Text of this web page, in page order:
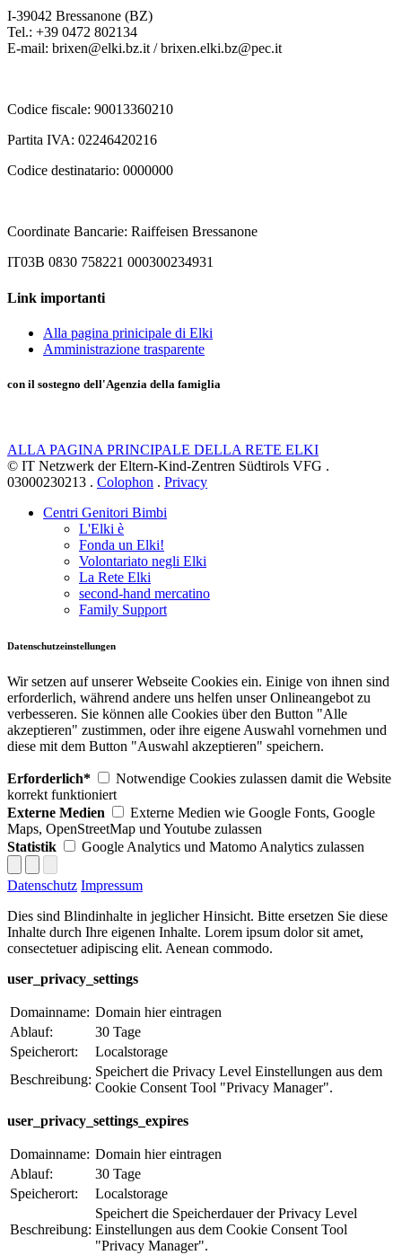
I-39042 Bressanone (BZ)
Tel.: +39 0472 802134
E-mail: brixen@elki.bz.it / brixen.elki.bz@pec.it
Codice fiscale: 90013360210
Partita IVA: 02246420216
Codice destinatario: 0000000
Coordinate Bancarie: Raiffeisen Bressanone
IT03B 0830 758221 000300234931
Link importanti
Alla pagina prinicipale di Elki
Amministrazione trasparente
con il sostegno dell'Agenzia della famiglia
ALLA PAGINA PRINCIPALE DELLA RETE ELKI
© IT Netzwerk der Eltern-Kind-Zentren Südtirols VFG .
03000230213 . Colophon . Privacy
Centri Genitori Bimbi
L'Elki è
Fonda un Elki!
Volontariato negli Elki
La Rete Elki
second-hand mercatino
Family Support
Datenschutzeinstellungen
Wir setzen auf unserer Webseite Cookies ein. Einige von ihnen sind
erforderlich, während andere uns helfen unser Onlineangebot zu
verbesseren. Sie können alle Cookies über den Button "Alle
akzeptieren" zustimmen, oder ihre eigene Auswahl vornehmen und
diese mit dem Button "Auswahl akzeptieren" speichern.
Erforderlich*
Notwendige Cookies zulassen damit die Website
korrekt funktioniert
Externe Medien
Externe Medien wie Google Fonts, Google
Maps, OpenStreetMap und Youtube zulassen
Statistik
Google Analytics und Matomo Analytics zulassen
Datenschutz Impressum
Dies sind Blindinhalte in jeglicher Hinsicht. Bitte ersetzen Sie diese
Inhalte durch Ihre eigenen Inhalte. Lorem ipsum dolor sit amet,
consectetuer adipiscing elit. Aenean commodo.
user_privacy_settings
Domainname: Domain hier eintragen
Ablauf:
30 Tage
Speicherort:
Localstorage
Beschreibung:
Speichert die Privacy Level Einstellungen aus dem
Cookie Consent Tool "Privacy Manager".
user_privacy_settings_expires
Domainname: Domain hier eintragen
Ablauf:
30 Tage
Speicherort:
Localstorage
Beschreibung:
Speichert die Speicherdauer der Privacy Level
Einstellungen aus dem Cookie Consent Tool
"Privacy Manager".